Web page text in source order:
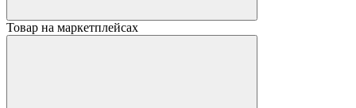
Товар на маркетплейсах